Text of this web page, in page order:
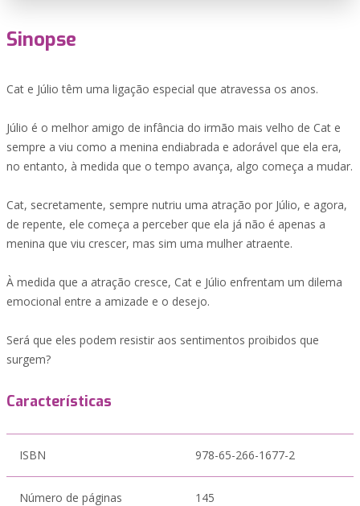
Sinopse
Cat e Júlio têm uma ligação especial que atravessa os anos.
Júlio é o melhor amigo de infância do irmão mais velho de Cat e
sempre a viu como a menina endiabrada e adorável que ela era,
no entanto, à medida que o tempo avança, algo começa a mudar.
Cat, secretamente, sempre nutriu uma atração por Júlio, e agora,
de repente, ele começa a perceber que ela já não é apenas a
menina que viu crescer, mas sim uma mulher atraente.
À medida que a atração cresce, Cat e Júlio enfrentam um dilema
emocional entre a amizade e o desejo.
Será que eles podem resistir aos sentimentos proibidos que
surgem?
Características
ISBN 978-65-266-1677-2
Número de páginas 145